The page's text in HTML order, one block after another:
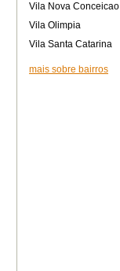
Vila Nova Conceicao
Vila Olimpia
Vila Santa Catarina
mais sobre bairros